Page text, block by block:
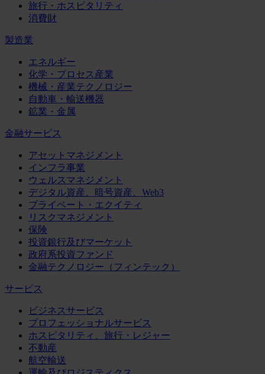
旅行・ホスピタリティ
消費財
製造業
エネルギー
化学・プロセス産業
機械・産業テクノロジー
自動車・輸送機器
鉱業・金属
金融サービス
アセットマネジメント
インフラ事業
ウェルスマネジメント
デジタル資産、暗号資産、Web3
プライベート・エクイティ
リスクマネジメント
保険
投資銀行及びマーケット
政府系投資ファンド
金融テクノロジー（フィンテック）
サービス
ビジネスサービス
プロフェッショナルサービス
ホスピタリティ、旅行・レジャー
不動産
航空輸送